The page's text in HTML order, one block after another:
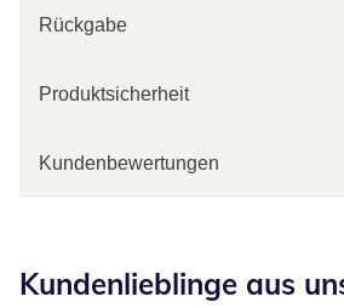
Rückgabe
Produktsicherheit
Kundenbewertungen
Kundenlieblinge aus